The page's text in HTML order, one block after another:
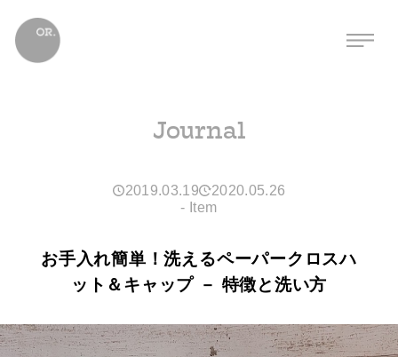
Journal
2019.03.19
2020.05.26
- Item
お手入れ簡単！洗えるペーパークロスハ
ット＆キャップ － 特徴と洗い方